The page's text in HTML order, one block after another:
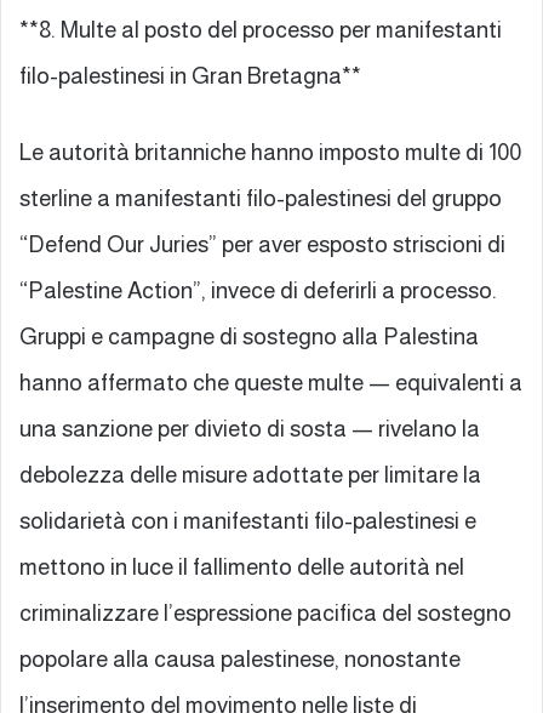
**8. Multe al posto del processo per manifestanti
filo-palestinesi in Gran Bretagna**
Le autorità britanniche hanno imposto multe di 100
sterline a manifestanti filo-palestinesi del gruppo
“Defend Our Juries” per aver esposto striscioni di
“Palestine Action”, invece di deferirli a processo.
Gruppi e campagne di sostegno alla Palestina
hanno affermato che queste multe — equivalenti a
una sanzione per divieto di sosta — rivelano la
debolezza delle misure adottate per limitare la
solidarietà con i manifestanti filo-palestinesi e
mettono in luce il fallimento delle autorità nel
criminalizzare l’espressione pacifica del sostegno
popolare alla causa palestinese, nonostante
l’inserimento del movimento nelle liste di